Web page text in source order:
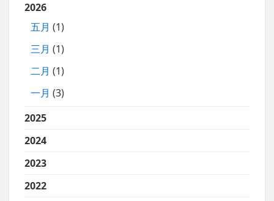
2026
五月 (1)
三月 (1)
二月 (1)
一月 (3)
2025
2024
2023
2022